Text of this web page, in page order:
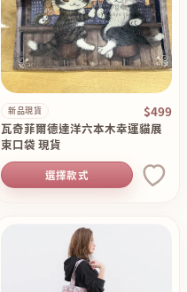
新品現貨 $499
瓦奇菲爾德達洋六本木幸運貓展
束口袋 現貨
選擇款式